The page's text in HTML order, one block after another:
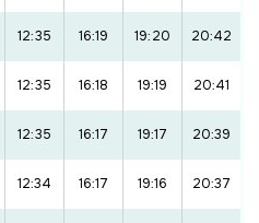
12:35 16:19 19:20 20:42
12:35 16:18 19:19 20:41
12:35 16:17 19:17 20:39
12:34 16:17 19:16 20:37